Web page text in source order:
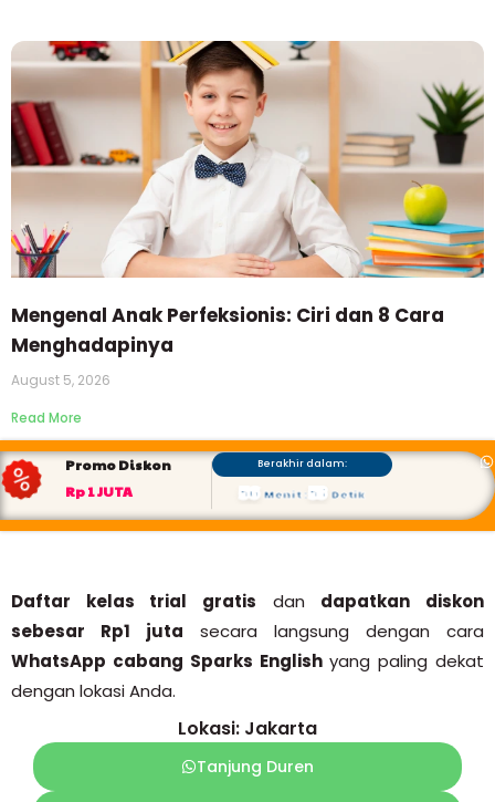
Mengenal Anak Perfeksionis: Ciri dan 8 Cara
Menghadapinya
August 5, 2026
Read More
Promo Diskon
Rp 1 JUTA
Berakhir dalam:
56 Menit : 52 Detik
Daftar kelas trial gratis dan dapatkan diskon
sebesar Rp1 juta secara langsung dengan cara
WhatsApp cabang Sparks Englishyang paling dekat
dengan lokasi Anda.
Lokasi: Jakarta
Tanjung Duren